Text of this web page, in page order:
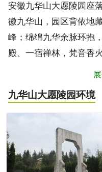
安徽九华山大愿陵园座
徽九华山，园区背依地
峰；绵绵九华余脉环抱
殿、一宿禅林，梵音香
流水；古今文化并存、
所住的归园。九华山大
仁德老和尚发愿修建，
场内安奉先贤灵骨，福
的生前愿望，经安徽省
众安奉先贤提供各种不
九华山大愿陵园环境